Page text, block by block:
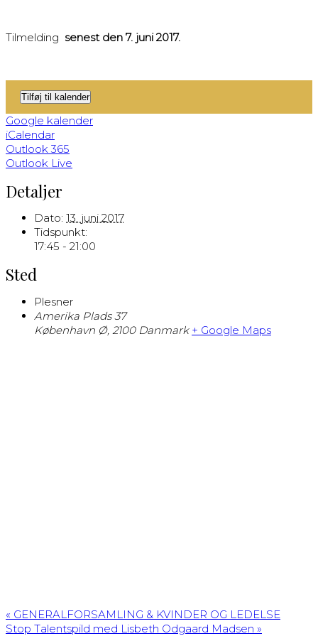
Tilmelding senest den 7. juni 2017.
Tilføj til kalender
Google kalender
iCalendar
Outlook 365
Outlook Live
Detaljer
Dato: 13. juni 2017
Tidspunkt:
17:45 - 21:00
Sted
Plesner
Amerika Plads 37
København Ø, 2100 Danmark + Google Maps
« GENERALFORSAMLING & KVINDER OG LEDELSE
Stop Talentspild med Lisbeth Odgaard Madsen »